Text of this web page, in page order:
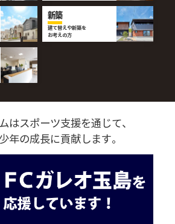
新築
建て替えや新築を
お考えの方
はスポーツ支援を通じて、
年の成長に貢献します。